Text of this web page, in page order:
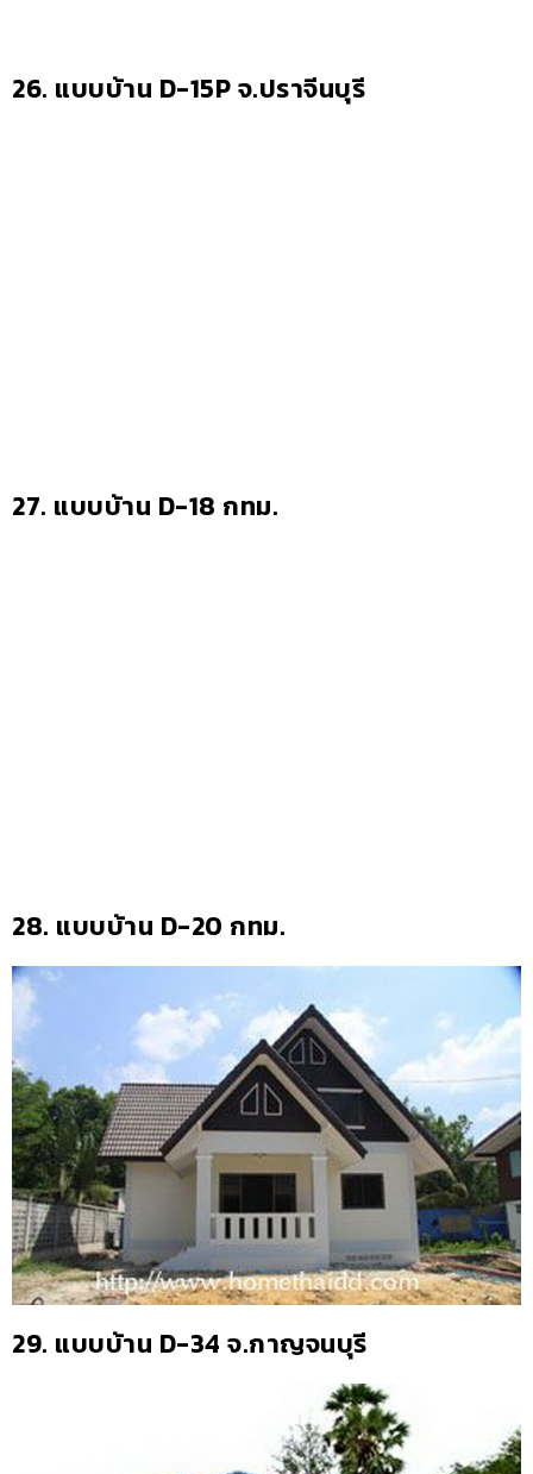
26. แบบบ้าน D-15P จ.ปราจีนบุรี
27. แบบบ้าน D-18 กทม.
28. แบบบ้าน D-20 กทม.
29. แบบบ้าน D-34 จ.กาญจนบุรี